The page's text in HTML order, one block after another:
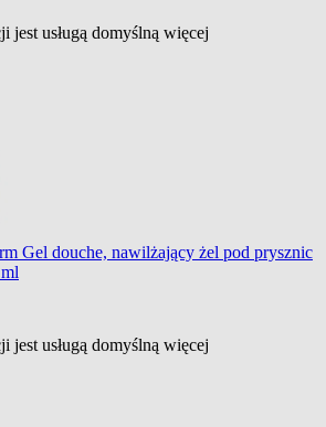
jest usługą domyślną więcej
Gel douche, nawilżający żel pod prysznic
jest usługą domyślną więcej